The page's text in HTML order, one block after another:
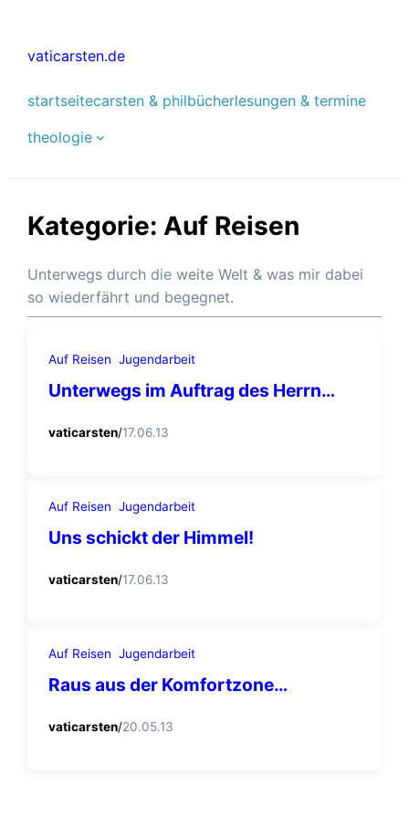
springen
vaticarsten.de
startseitecarsten & philbücherlesungen & termine
theologie
Kategorie: Auf Reisen
Unterwegs durch die weite Welt & was mir dabei
so wiederfährt und begegnet.
Auf Reisen Jugendarbeit
Unterwegs im Auftrag des Herrn…
vaticarsten/17.06.13
Auf Reisen Jugendarbeit
Uns schickt der Himmel!
vaticarsten/17.06.13
Auf Reisen Jugendarbeit
Raus aus der Komfortzone…
vaticarsten/20.05.13